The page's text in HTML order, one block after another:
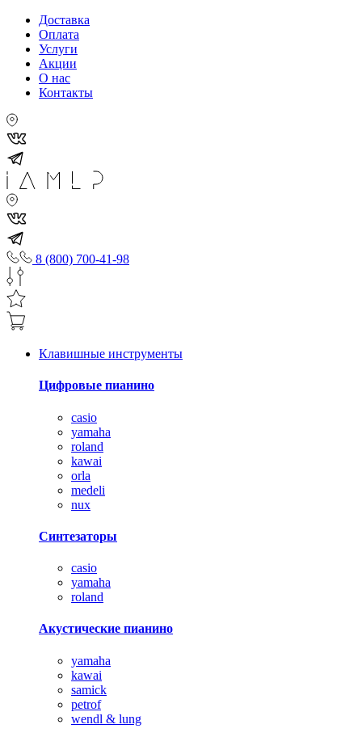
Доставка
Оплата
Услуги
Акции
О нас
Контакты
8 (800) 700-41-98
Клавишные инструменты
Цифровые пианино
casio
yamaha
roland
kawai
orla
medeli
nux
Синтезаторы
casio
yamaha
roland
Акустические пианино
yamaha
kawai
samick
petrof
wendl & lung